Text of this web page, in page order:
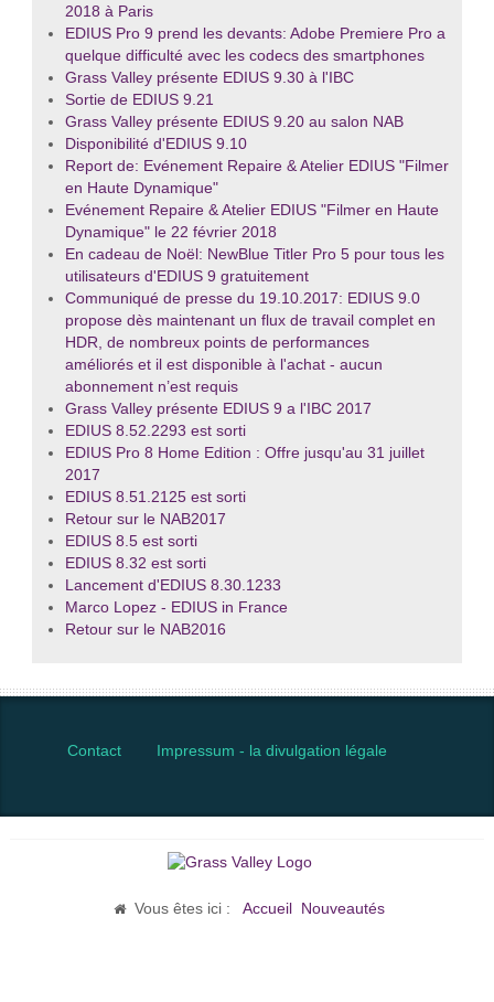
2018 à Paris
EDIUS Pro 9 prend les devants: Adobe Premiere Pro a
quelque difficulté avec les codecs des smartphones
Grass Valley présente EDIUS 9.30 à l'IBC
Sortie de EDIUS 9.21
Grass Valley présente EDIUS 9.20 au salon NAB
Disponibilité d'EDIUS 9.10
Report de: Evénement Repaire & Atelier EDIUS "Filmer
en Haute Dynamique"
Evénement Repaire & Atelier EDIUS "Filmer en Haute
Dynamique" le 22 février 2018
En cadeau de Noël: NewBlue Titler Pro 5 pour tous les
utilisateurs d'EDIUS 9 gratuitement
Communiqué de presse du 19.10.2017: EDIUS 9.0
propose dès maintenant un flux de travail complet en
HDR, de nombreux points de performances
améliorés et il est disponible à l'achat - aucun
abonnement n’est requis
Grass Valley présente EDIUS 9 a l'IBC 2017
EDIUS 8.52.2293 est sorti
EDIUS Pro 8 Home Edition : Offre jusqu'au 31 juillet
2017
EDIUS 8.51.2125 est sorti
Retour sur le NAB2017
EDIUS 8.5 est sorti
EDIUS 8.32 est sorti
Lancement d'EDIUS 8.30.1233
Marco Lopez - EDIUS in France
Retour sur le NAB2016
Contact Impressum - la divulgation légale
Vous êtes ici :Accueil Nouveautés